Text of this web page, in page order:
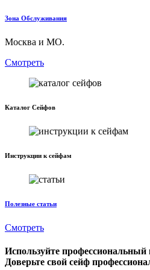
Зона Обслуживания
Москва и МО.
Смотреть
Каталог Сейфов
Инструкции к сейфам
Полезные статьи
Смотреть
Используйте
Доверьте свой сейф